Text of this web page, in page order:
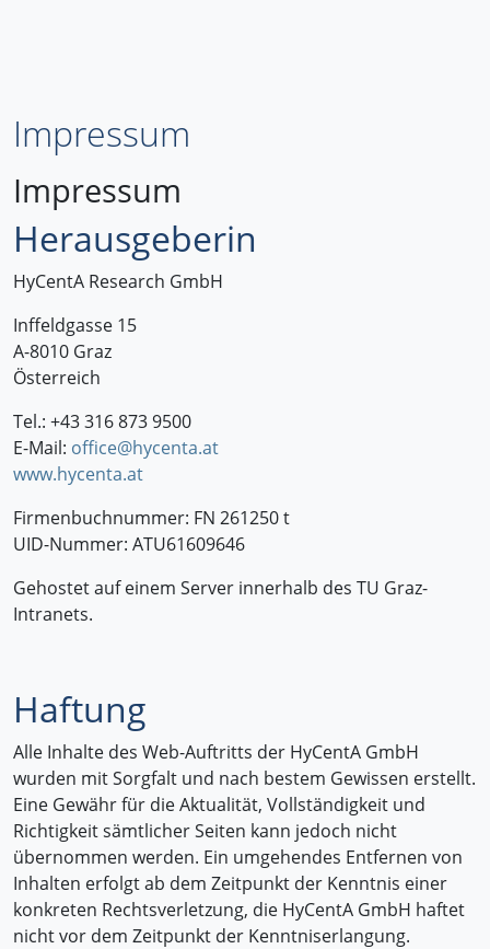
Impressum
Impressum
Herausgeberin
HyCentA Research GmbH
Inffeldgasse 15
A-8010 Graz
Österreich
Tel.: +43 316 873 9500
E-Mail: office@hycenta.at
www.hycenta.at
Firmenbuchnummer: FN 261250 t
UID-Nummer: ATU61609646
Gehostet auf einem Server innerhalb des TU Graz-
Intranets.
Haftung
Alle Inhalte des Web-Auftritts der HyCentA GmbH
wurden mit Sorgfalt und nach bestem Gewissen erstellt.
Eine Gewähr für die Aktualität, Vollständigkeit und
Richtigkeit sämtlicher Seiten kann jedoch nicht
übernommen werden. Ein umgehendes Entfernen von
Inhalten erfolgt ab dem Zeitpunkt der Kenntnis einer
konkreten Rechtsverletzung, die HyCentA GmbH haftet
nicht vor dem Zeitpunkt der Kenntniserlangung.